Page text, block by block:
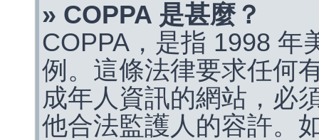
» COPPA 是甚麼？
COPPA，是指 1998 年
例。這條法律要求任何
成年人資訊的網站，必
他合法監護人的容許。